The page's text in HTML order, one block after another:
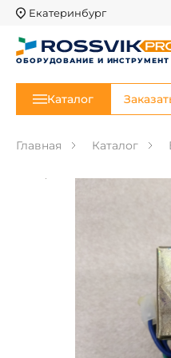
Екатеринбург
ОБОРУДОВАНИЕ И ИНСТРУМЕНТ
Каталог
Главная Каталог